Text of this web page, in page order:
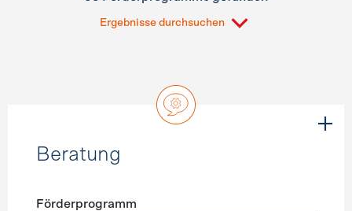
Ergebnisse durchsuchen
Beratung
Förderprogramm